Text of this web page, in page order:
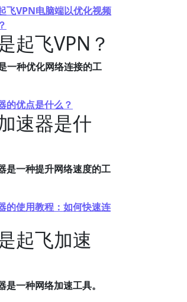
飞VPN电脑端以优化视频
起飞VPN？
一种优化网络连接的工
的优点是什么？
速器是什
是一种提升网络速度的工
的使用教程：如何快速连
起飞加速
是一种网络加速工具。